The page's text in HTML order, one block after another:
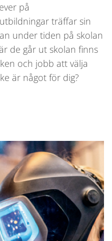
på
träffar sin
under tiden på skolan
de går ut skolan finns
och jobb att välja
är något för dig?